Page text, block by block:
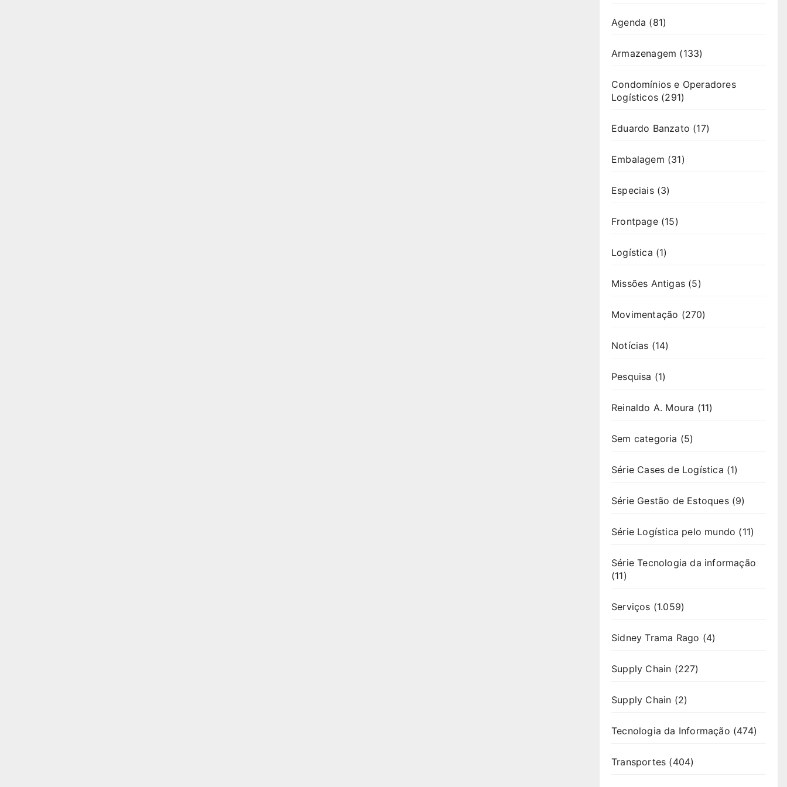
Agenda (81)
Armazenagem (133)
Condomínios e Operadores
Logísticos (291)
Eduardo Banzato (17)
Embalagem (31)
Especiais(3)
Frontpage(15)
Logística (1)
Missões Antigas (5)
Movimentação (270)
Notícias (14)
Pesquisa (1)
Reinaldo A. Moura (11)
Sem categoria (5)
Série Cases de Logística (1)
Série Gestão de Estoques(9)
Série Logística pelo mundo (11)
Série Tecnologia da informação
(11)
Serviços (1.059)
Sidney Trama Rago (4)
Supply Chain (227)
Supply Chain (2)
Tecnologia da Informação (474)
Transportes (404)